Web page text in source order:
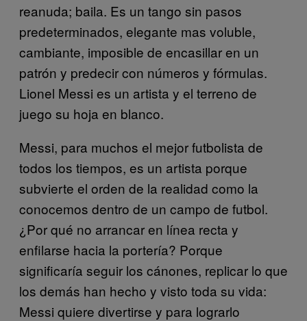
reanuda; baila. Es un tango sin pasos
predeterminados, elegante mas voluble,
cambiante, imposible de encasillar en un
patrón y predecir con números y fórmulas.
Lionel Messi es un artista y el terreno de
juego su hoja en blanco.
Messi, para muchos el mejor futbolista de
todos los tiempos, es un artista porque
subvierte el orden de la realidad como la
conocemos dentro de un campo de futbol.
¿Por qué no arrancar en línea recta y
enfilarse hacia la portería? Porque
significaría seguir los cánones, replicar lo que
los demás han hecho y visto toda su vida:
Messi quiere divertirse y para lograrlo